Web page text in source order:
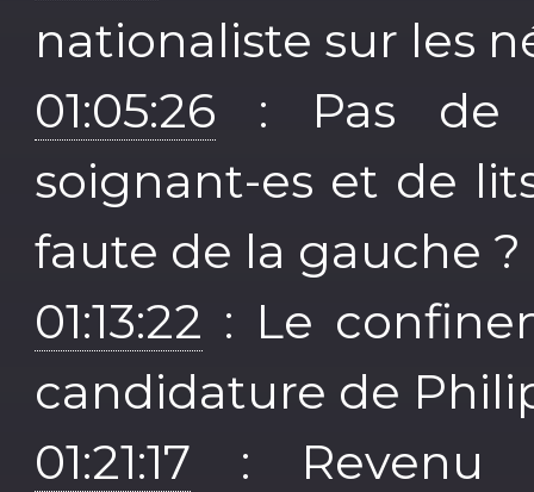
nationaliste sur les
01:05:26 : Pas de
soignant-es et de
faute de la gauche ?
01:13:22 : Le
candidature de
01:21:17 : Revenu